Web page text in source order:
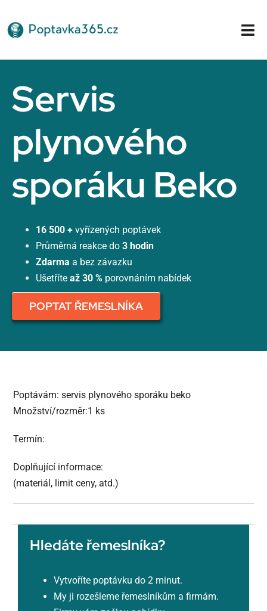
na
obsah
Servis
plynového
sporáku Beko
16 500 + vyřízených poptávek
Průměrná reakce do 3 hodin
Zdarma a bez závazku
Ušetříte až 30 %porovnáním nabídek
POPTAT ŘEMESLNÍKA
Poptávám: servis plynového sporáku beko
Množství/rozměr:1 ks
Termín:
Doplňující informace:
(materiál, limit ceny, atd.)
Hledáte řemeslníka?
Vytvoříte poptávku do 2 minut.
My ji rozešleme řemeslníkům a firmám.